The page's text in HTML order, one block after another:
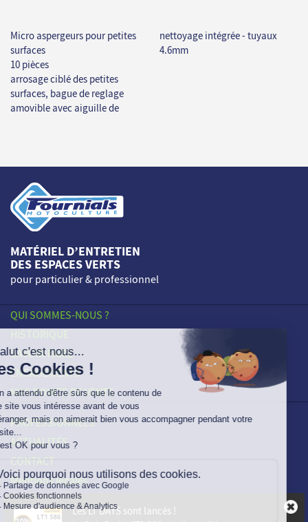
Les LT DAYS sont lancés !
Micro aspergeurs pour petites
surfaces
10 pièces
arrosage ciblé des petites
surfaces, bague de reglage
amovible avec aiguille de
nettoyage intégrée - tuyaux
4.6mm
MATÉRIEL D’ENTRETIEN
DES ESPACES VERTS
pour particulier & professionnel
QUI SOMMES-NOUS ?
HISTORIQUE
SAVOIR-FAIRE
ENGAGEMENTS
NOS POINTS DE VENTE
PROFESSIONNELS
ACTUALITÉS
CONTACT
Mentions légales
Vie Privée
Plan du site